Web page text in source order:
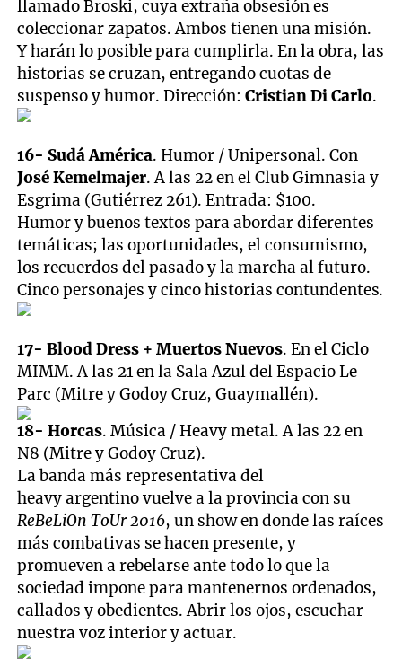
llamado Broski, cuya extraña obsesión es
coleccionar zapatos. Ambos tienen una misión.
Y harán lo posible para cumplirla. En la obra, las
historias se cruzan, entregando cuotas de
suspenso y humor. Dirección: Cristian Di Carlo.
16- Sudá América. Humor / Unipersonal. Con
José Kemelmajer. A las 22 en el Club Gimnasia y
Esgrima (Gutiérrez 261). Entrada: $100.
Humor y buenos textos para abordar diferentes
temáticas; las oportunidades, el consumismo,
los recuerdos del pasado y la marcha al futuro.
Cinco personajes y cinco historias contundentes.
17- Blood Dress + Muertos Nuevos. En el Ciclo
MIMM. A las 21 en la Sala Azul del Espacio Le
Parc (Mitre y Godoy Cruz, Guaymallén).
18- Horcas. Música / Heavy metal. A las 22 en
N8 (Mitre y Godoy Cruz).
La banda más representativa del
heavy argentino vuelve a la provincia con su
ReBeLiOn ToUr 2016, un show en donde las raíces
más combativas se hacen presente, y
promueven a rebelarse ante todo lo que la
sociedad impone para mantenernos ordenados,
callados y obedientes. Abrir los ojos, escuchar
nuestra voz interior y actuar.